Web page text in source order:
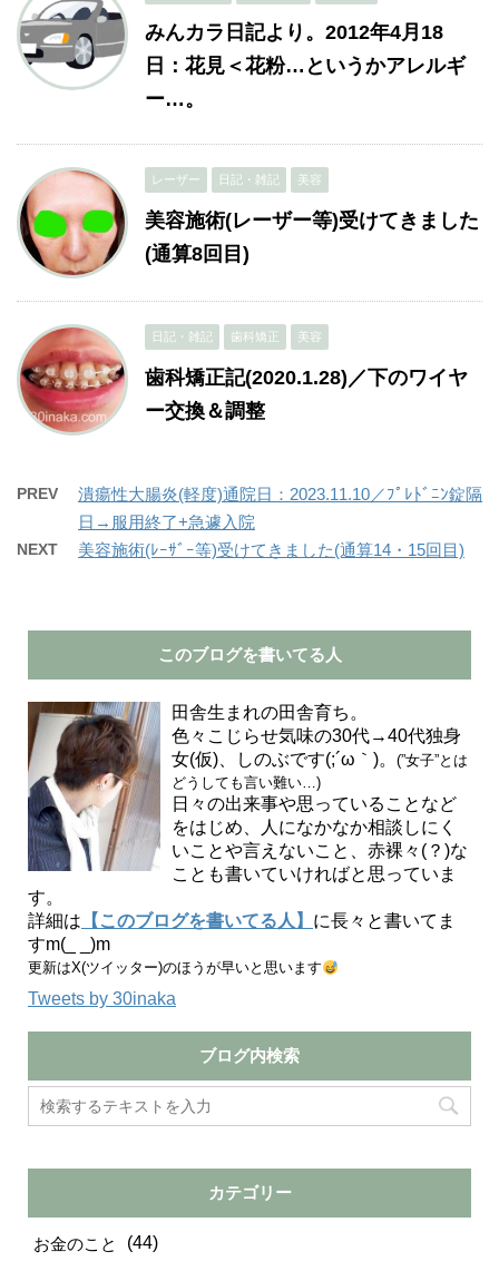
みんカラ日記より。2012年4月18
日：花見＜花粉…というかアレルギ
ー…。
レーザー 日記・雑記 美容
美容施術(レーザー等)受けてきました
(通算8回目)
日記・雑記 歯科矯正 美容
歯科矯正記(2020.1.28)／下のワイヤ
ー交換＆調整
PREV
潰瘍性大腸炎(軽度)通院日：2023.11.10／ﾌﾟﾚﾄﾞﾆﾝ錠隔
日→服用終了+急遽入院
NEXT 美容施術(ﾚｰｻﾞｰ等)受けてきました(通算14・15回目)
このブログを書いてる人
田舎生まれの田舎育ち。
色々こじらせ気味の30代→40代独身
女(仮)、しのぶです(;´ω｀)。(”女子”とは
どうしても言い難い…)
日々の出来事や思っていることなど
をはじめ、人になかなか相談しにく
いことや言えないこと、赤裸々(？)な
ことも書いていければと思っていま
す。
詳細は 【このブログを書いてる人】 に長々と書いてま
すm(_ _)m
更新はX(ツイッター)のほうが早いと思います
Tweets by 30inaka
ブログ内検索
カテゴリー
お金のこと (44)